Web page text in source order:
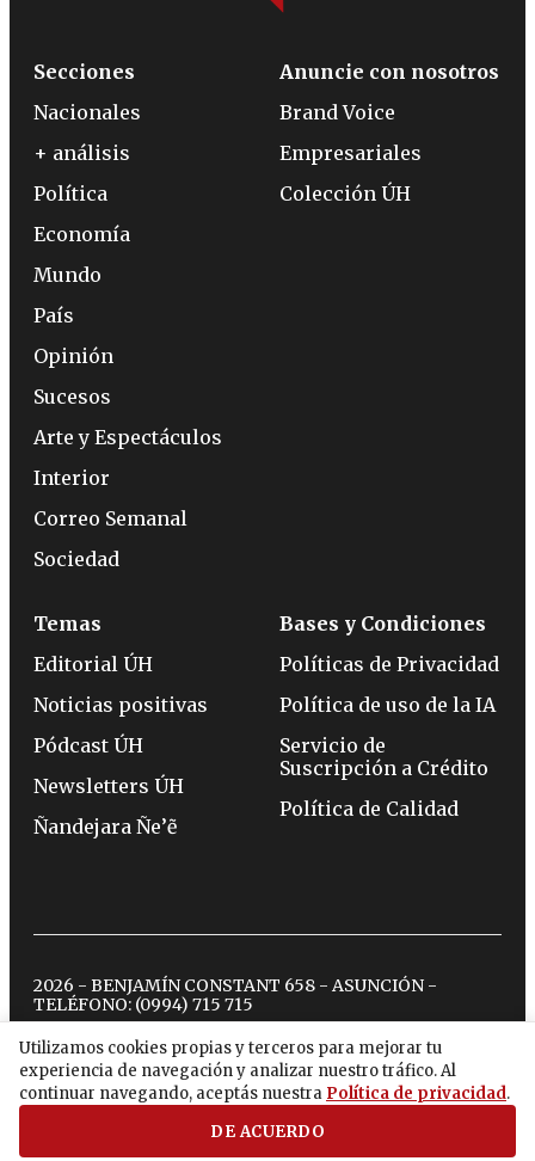
Utilizamos cookies propias y terceros para mejorar tu
experiencia de navegación y analizar nuestro tráfico. Al
continuar navegando, aceptás nuestra Política de privacidad.
DE ACUERDO
Secciones
Nacionales
+ análisis
Política
Economía
Mundo
País
Opinión
Sucesos
Arte y Espectáculos
Interior
Correo Semanal
Sociedad
Anuncie con nosotros
Brand Voice
Empresariales
Colección ÚH
Temas
Editorial ÚH
Noticias positivas
Pódcast ÚH
Newsletters ÚH
Ñandejara Ñe’ẽ
Bases y Condiciones
Políticas de Privacidad
Política de uso de la IA
Servicio de
Suscripción a Crédito
Política de Calidad
2026 - BENJAMÍN CONSTANT 658 - ASUNCIÓN -
TELÉFONO: (0994) 715 715
twitterinstagram
facebook
tiktokyoutubespotify